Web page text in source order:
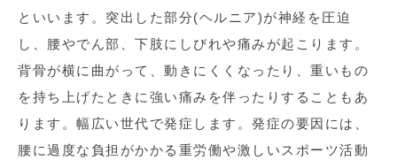
といいます。突出した部分(ヘルニア)が神経を圧迫
し、腰やでん部、下肢にしびれや痛みが起こります。
背骨が横に曲がって、動きにくくなったり、重いもの
を持ち上げたときに強い痛みを伴ったりすることもあ
ります。幅広い世代で発症します。発症の要因には、
腰に過度な負担がかかる重労働や激しいスポーツ活動